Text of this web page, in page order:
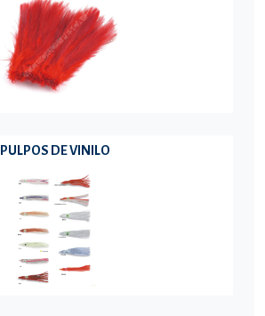
PULPOS DE VINILO